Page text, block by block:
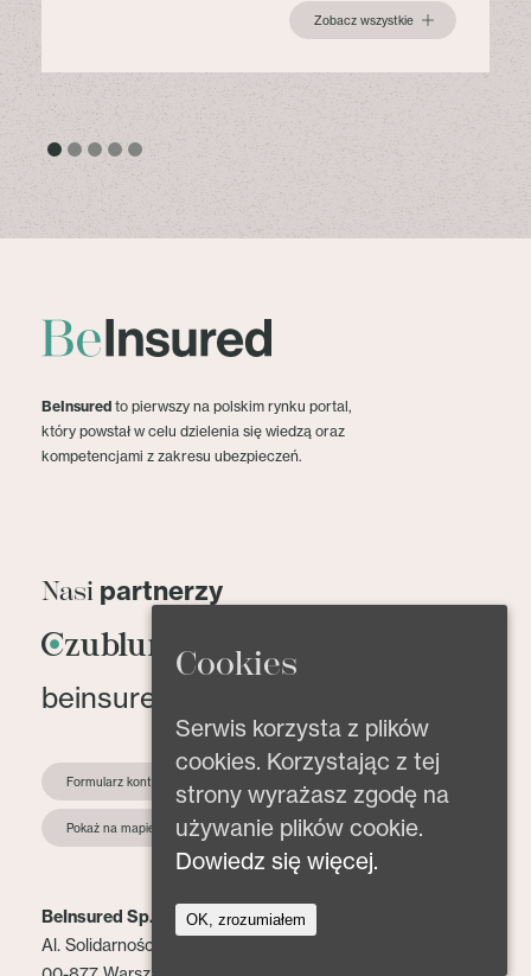
Zobacz wszystkie
BeInsured to pierwszy na polskim rynku portal,
który powstał w celu dzielenia się wiedzą oraz
kompetencjami z zakresu ubezpieczeń.
Nasi partnerzy
beinsured@beinsured.pl
Formularz kontaktowy
Pokaż na mapie
BeInsured Sp. z o.o.
Al. Solidarności 153 lok. 2
Cookies
Serwis korzysta z plików
cookies. Korzystając z tej
strony wyrażasz zgodę na
używanie plików cookie.
Dowiedz się więcej.
OK, zrozumiałem